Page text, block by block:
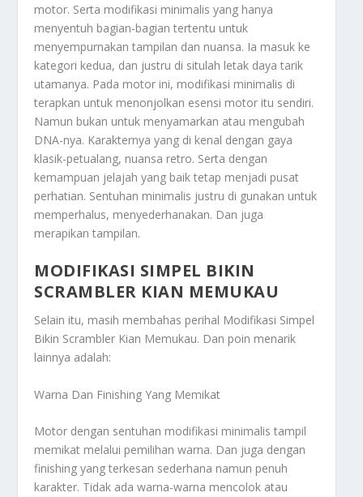
motor. Serta modifikasi minimalis yang hanya
menyentuh bagian-bagian tertentu untuk
menyempurnakan tampilan dan nuansa. Ia masuk ke
kategori kedua, dan justru di situlah letak daya tarik
utamanya. Pada motor ini, modifikasi minimalis di
terapkan untuk menonjolkan esensi motor itu sendiri.
Namun bukan untuk menyamarkan atau mengubah
DNA-nya. Karakternya yang di kenal dengan gaya
klasik-petualang, nuansa retro. Serta dengan
kemampuan jelajah yang baik tetap menjadi pusat
perhatian. Sentuhan minimalis justru di gunakan untuk
memperhalus, menyederhanakan. Dan juga
merapikan tampilan.
MODIFIKASI SIMPEL BIKIN
SCRAMBLER KIAN MEMUKAU
Selain itu, masih membahas perihal Modifikasi Simpel
Bikin Scrambler Kian Memukau. Dan poin menarik
lainnya adalah:
Warna Dan Finishing Yang Memikat
Motor dengan sentuhan modifikasi minimalis tampil
memikat melalui pemilihan warna. Dan juga dengan
finishing yang terkesan sederhana namun penuh
karakter. Tidak ada warna-warna mencolok atau